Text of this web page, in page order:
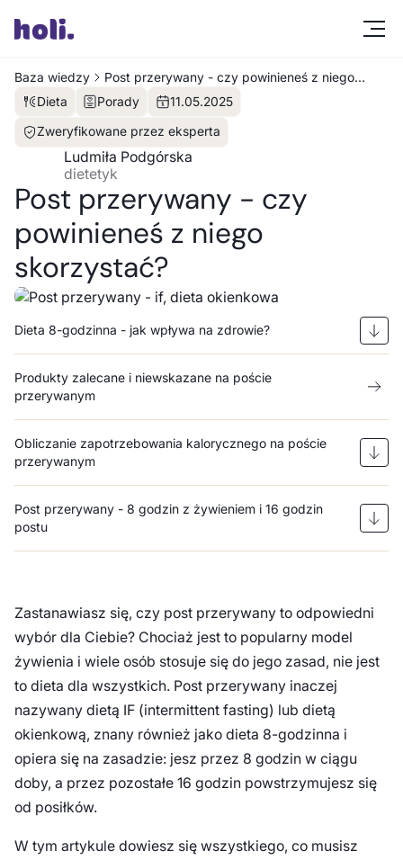
Baza wiedzy
Post przerywany - czy powinieneś z niego
skorzystać?
Ludmiła Podgórska
dietetyk
Dieta Porady 11.05.2025
Zweryfikowane przez eksperta
Post przerywany - czy
powinieneś z niego
skorzystać?
Dieta 8-godzinna - jak wpływa na zdrowie?
Produkty zalecane i niewskazane na poście
przerywanym
Obliczanie zapotrzebowania kalorycznego na poście
przerywanym
Post przerywany - 8 godzin z żywieniem i 16 godzin
postu
Zastanawiasz się, czy post przerywany to odpowiedni
wybór dla Ciebie? Chociaż jest to popularny model
żywienia i wiele osób stosuje się do jego zasad, nie jest
to dieta dla wszystkich. Post przerywany inaczej
nazywany dietą IF (intermittent fasting) lub dietą
okienkową, znany również jako dieta 8-godzinna i
opiera się na zasadzie: jesz przez 8 godzin w ciągu
doby, a przez pozostałe 16 godzin powstrzymujesz się
od posiłków.
W tym artykule dowiesz się wszystkiego, co musisz